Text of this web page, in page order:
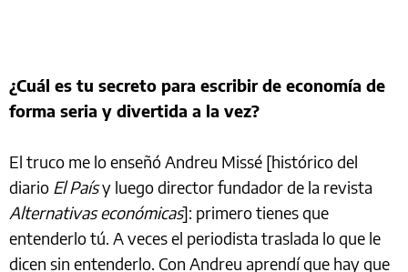
¿Cuál es tu secreto para escribir de economía de
forma seria y divertida a la vez?
El truco me lo enseñó Andreu Missé [histórico del
diario El Paísy luego director fundador de la revista
Alternativas económicas]: primero tienes que
entenderlo tú. A veces el periodista traslada lo que le
dicen sin entenderlo. Con Andreu aprendí que hay que